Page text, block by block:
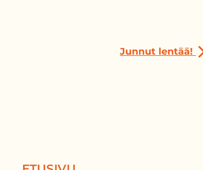
Junnut lentää!